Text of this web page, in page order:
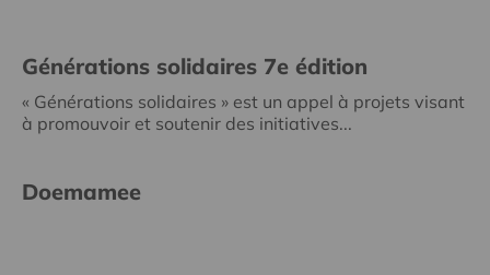
Générations solidaires 7e édition
« Générations solidaires » est un appel à projets visant
à promouvoir et soutenir des initiatives...
Doemamee